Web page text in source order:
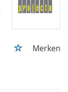
Merken